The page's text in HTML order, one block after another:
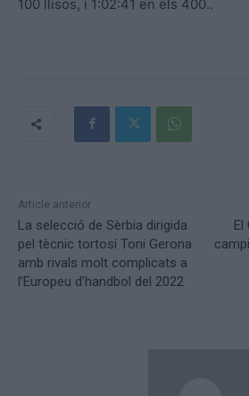
100 llisos, i 1:02:41 en els 400..
Article anterior
La selecció de Sèrbia dirigida
pel tècnic tortosí Toni Gerona
amb rivals molt complicats a
l’Europeu d’handbol del 2022
El